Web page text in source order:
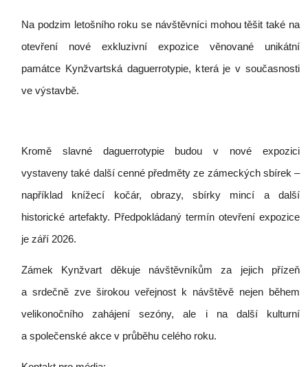
Na podzim letošního roku se návštěvníci mohou těšit také na
otevření nové exkluzivní expozice věnované unikátní
památce Kynžvartská daguerrotypie, která je v současnosti
ve výstavbě.
Kromě slavné daguerrotypie budou v nové expozici
vystaveny také další cenné předměty ze zámeckých sbírek –
například knížecí kočár, obrazy, sbírky mincí a další
historické artefakty. Předpokládaný termín otevření expozice
je září 2026.
Zámek Kynžvart děkuje návštěvníkům za jejich přízeň
a srdečně zve širokou veřejnost k návštěvě nejen během
velikonočního zahájení sezóny, ale i na další kulturní
a společenské akce v průběhu celého roku.